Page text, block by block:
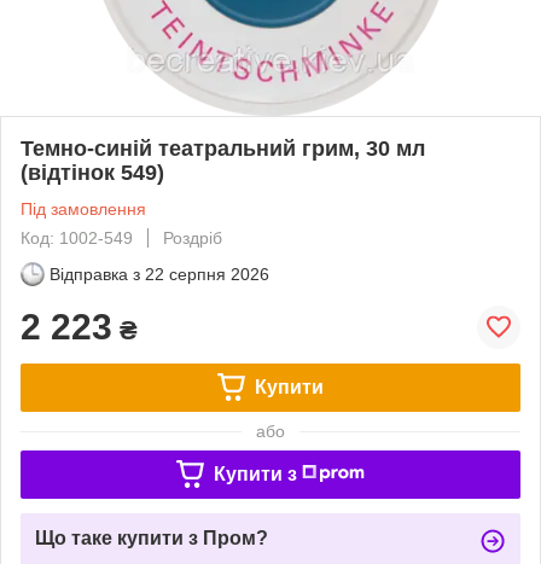
Темно-синій театральний грим, 30 мл
(відтінок 549)
Під замовлення
Код: 1002-549
Роздріб
Відправка з 22 серпня 2026
2 223 ₴
Купити
або
Купити з
Що таке купити з Пром?